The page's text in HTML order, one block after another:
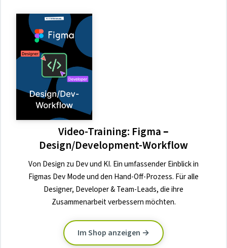
Video-Training: Figma –
Design/Development-Workflow
Von Design zu Dev und KI. Ein umfassender Einblick in
Figmas Dev Mode und den Hand-Off-Prozess. Für alle
Designer, Developer & Team-Leads, die ihre
Zusammenarbeit verbessern möchten.
Im Shop anzeigen →